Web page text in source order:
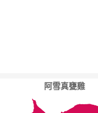
阿雪真甕雞